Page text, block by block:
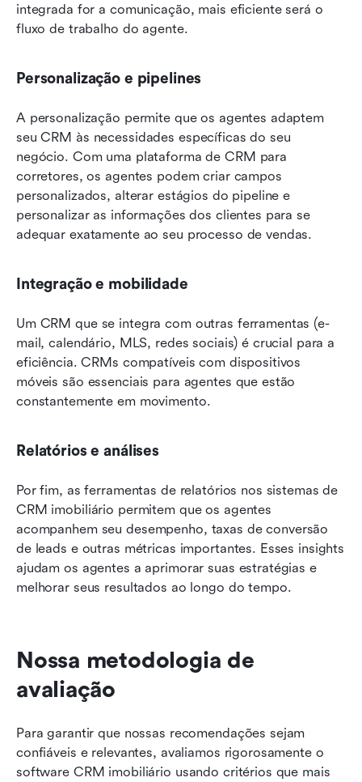
integrada for a comunicação, mais eficiente será o
fluxo de trabalho do agente.
Personalização e pipelines
A personalização permite que os agentes adaptem
seu CRM às necessidades específicas do seu
negócio. Com uma plataforma de CRM para
corretores, os agentes podem criar campos
personalizados, alterar estágios do pipeline e
personalizar as informações dos clientes para se
adequar exatamente ao seu processo de vendas.
Integração e mobilidade
Um CRM que se integra com outras ferramentas (e-
mail, calendário, MLS, redes sociais) é crucial para a
eficiência. CRMs compatíveis com dispositivos
móveis são essenciais para agentes que estão
constantemente em movimento.
Relatórios e análises
Por fim, as ferramentas de relatórios nos sistemas de
CRM imobiliário permitem que os agentes
acompanhem seu desempenho, taxas de conversão
de leads e outras métricas importantes. Esses insights
ajudam os agentes a aprimorar suas estratégias e
melhorar seus resultados ao longo do tempo.
Nossa metodologia de
avaliação
Para garantir que nossas recomendações sejam
confiáveis e relevantes, avaliamos rigorosamente o
software CRM imobiliário usando critérios que mais